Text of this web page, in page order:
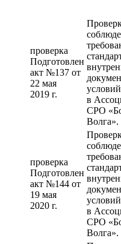
проверка
Подготовлен
акт №137 от
22 мая
2019 г.
в
СРО
Волга».
проверка
Подготовлен
акт №144 от
19 мая
2020 г.
в
СРО
Волга».